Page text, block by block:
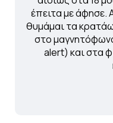
έπειτα με άφησε.
θυμάμαι τα
στο
alert) και στα